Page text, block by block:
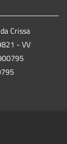
Crissa
- VV